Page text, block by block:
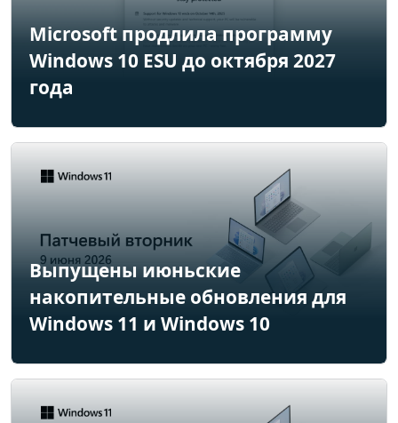
Microsoft продлила программу
Windows 10 ESU до октября 2027
года
Выпущены июньские
накопительные обновления для
Windows 11 и Windows 10